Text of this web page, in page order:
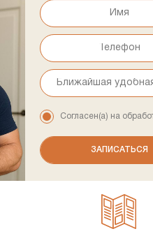
Согласен(а) на